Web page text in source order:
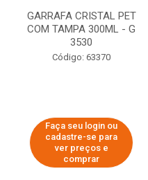
GARRAFA CRISTAL PET
COM TAMPA 300ML - G
3530
Código: 63370
Faça seu login ou
cadastre-se para
ver preços e
comprar